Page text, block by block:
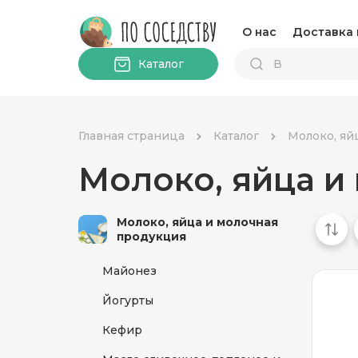
О нас Доставка
Каталог
Главная страница Каталог Молоко,
Молоко, яйца и
Молоко, яйца и молочная
продукция
Майонез
Йогурты
Кефир